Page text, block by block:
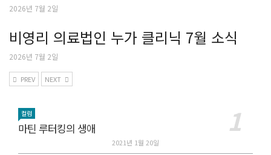
2026년 7월 2일
비영리 의료법인 누가 클리닉 7월 소식
2026년 7월 2일
PREV NEXT
컬럼
마틴 루터킹의 생애
2021년 1월 20일